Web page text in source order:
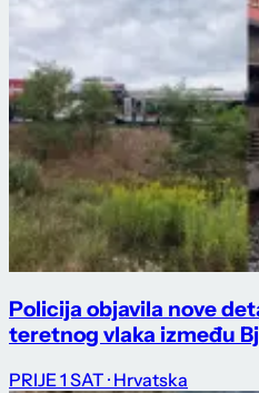
Policija objavila nove
teretnog vlaka između
PRIJE 1 SAT · Hrvatska